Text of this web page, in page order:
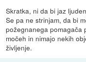
Skratka, ni da bi jaz
Se pa ne strinjam, da bi
požegnanega pomagača
močeh in nimajo nekih
življenje.